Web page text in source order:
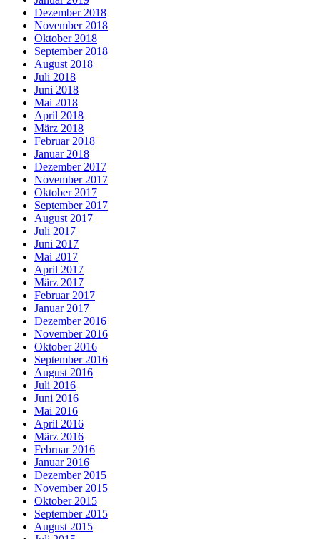
Dezember 2018
November 2018
Oktober 2018
September 2018
August 2018
Juli 2018
Juni 2018
Mai 2018
April 2018
März 2018
Februar 2018
Januar 2018
Dezember 2017
November 2017
Oktober 2017
September 2017
August 2017
Juli 2017
Juni 2017
Mai 2017
April 2017
März 2017
Februar 2017
Januar 2017
Dezember 2016
November 2016
Oktober 2016
September 2016
August 2016
Juli 2016
Juni 2016
Mai 2016
April 2016
März 2016
Februar 2016
Januar 2016
Dezember 2015
November 2015
Oktober 2015
September 2015
August 2015